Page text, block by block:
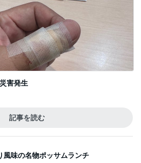
害発生
記事を読む
風味の名物ポッサムランチ